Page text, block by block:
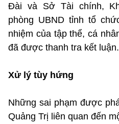
Đài và Sở Tài chính,
phòng UBND tỉnh tổ
nhiệm của tập thể, cá
đã được thanh tra kết luận.
Xử lý tùy hứng
Những sai phạm được
Quảng Trị liên quan đến